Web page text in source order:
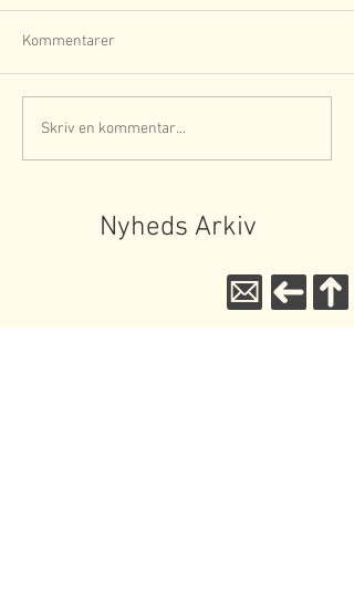
Kommentarer
Skriv en kommentar...
Nyheds Arkiv